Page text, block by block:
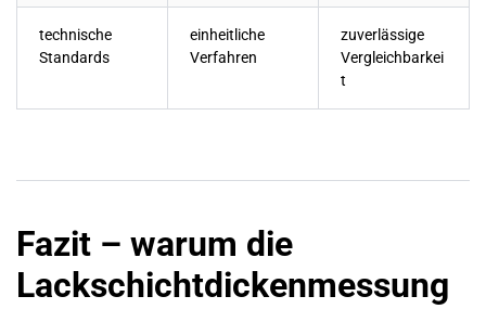
technische
Standards
einheitliche
Verfahren
zuverlässige
Vergleichbarkei
t
Fazit – warum die
Lackschichtdickenmessung